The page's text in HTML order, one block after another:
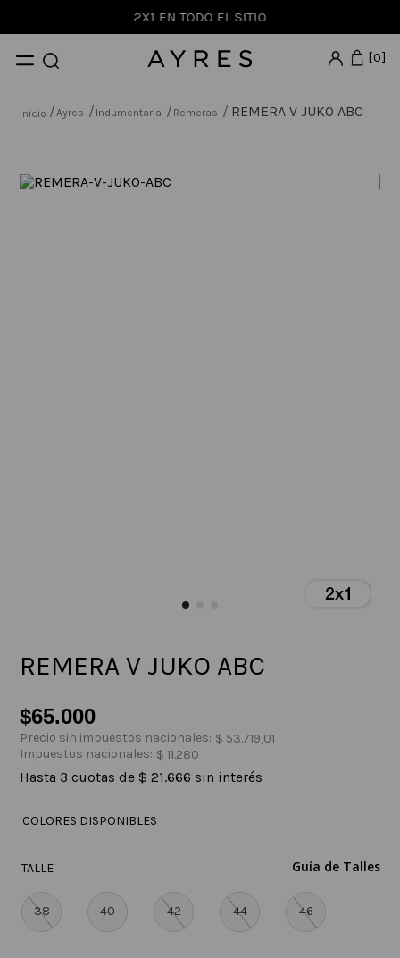
2X1 EN TODO EL SITIO
0
Ayres Indumentaria Remeras REMERA V JUKO ABC
REMERA V JUKO ABC
$65.000
Precio sin impuestos nacionales: $ 53.719,01
Impuestos nacionales: $ 11.280
Hasta 3 cuotas de$ 21.666 sin interés
COLORES DISPONIBLES
TALLE
38 40 42 44 46
Guía de Talles